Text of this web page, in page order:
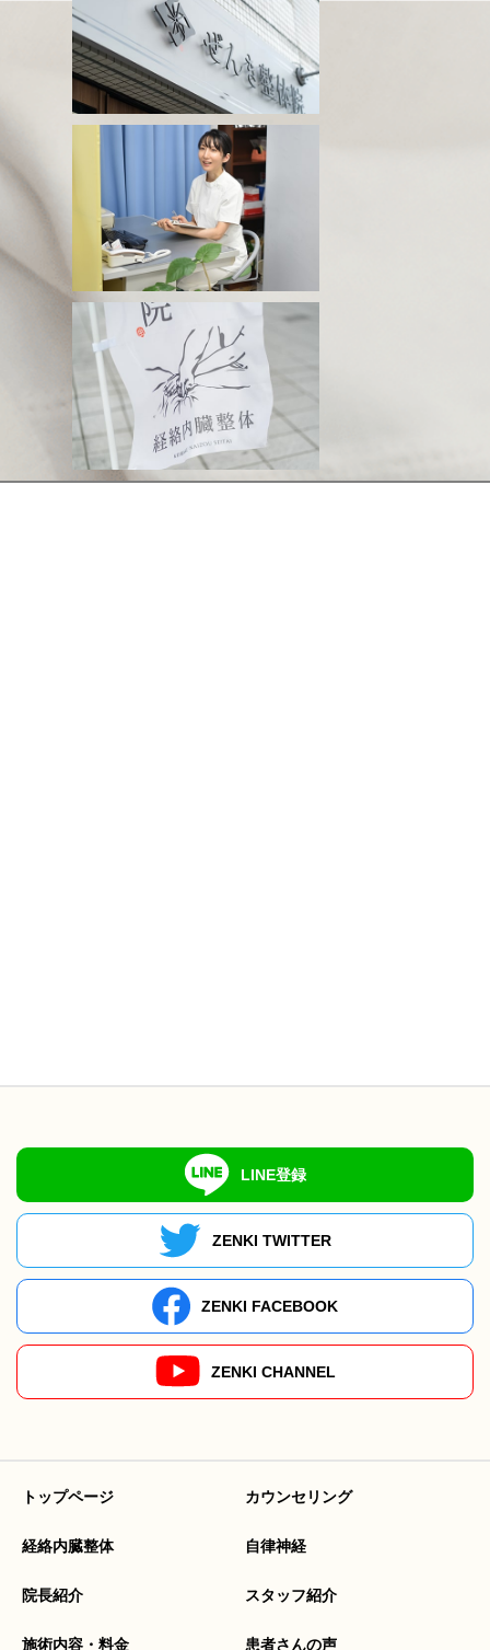
LINE登録
ZENKI TWITTER
ZENKI FACEBOOK
ZENKI CHANNEL
トップページ カウンセリング
経絡内臓整体 自律神経
院長紹介 スタッフ紹介
施術内容・料金 患者さんの声